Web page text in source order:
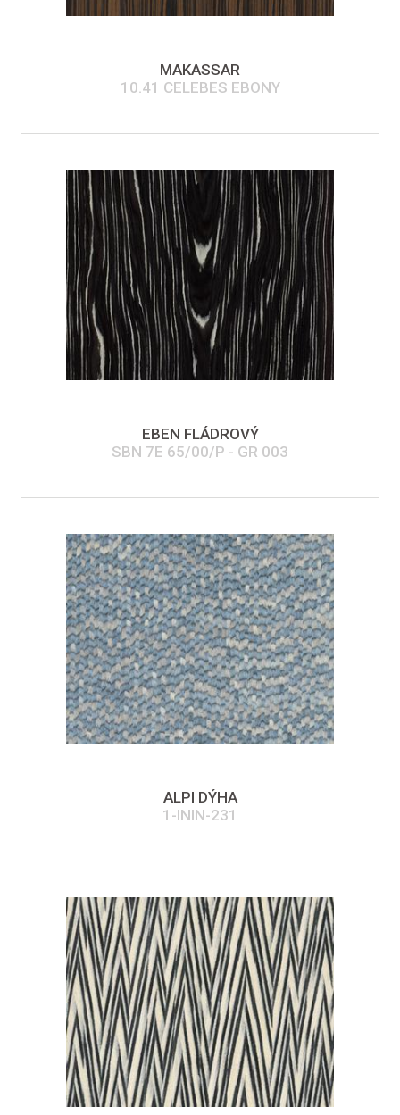
MAKASSAR
10.41 CELEBES EBONY
EBEN FLÁDROVÝ
SBN 7E 65/00/P - GR 003
ALPI DÝHA
1-ININ-231